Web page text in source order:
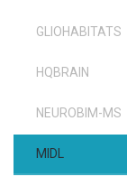
GLIOHABITATS
HQBRAIN
NEUROBIM-MS
MIDL